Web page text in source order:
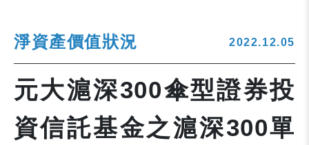
淨資產價值狀況 2022.12.05
元大滬深300傘型證券投
資信託基金之滬深300單